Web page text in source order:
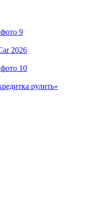
2026
рулить»